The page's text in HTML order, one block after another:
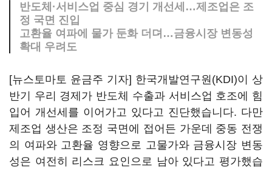
반도체·서비스업 중심 경기 개선세…제조업은 조
정 국면 진입
고환율 여파에 물가 둔화 더뎌…금융시장 변동성
확대 우려도
[뉴스토마토 윤금주 기자] 한국개발연구원(KDI)이 상
반기 우리 경제가 반도체 수출과 서비스업 호조에 힘
입어 개선세를 이어가고 있다고 진단했습니다. 다만
제조업 생산은 조정 국면에 접어든 가운데 중동 전쟁
의 여파와 고환율 영향으로 고물가와 금융시장 변동
성은 여전히 리스크 요인으로 남아 있다고 평가했습